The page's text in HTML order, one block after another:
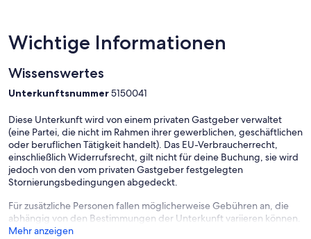
diese bei ihrer Ankunft an uns.
Wichtige Informationen
Wissenswertes
Unterkunftsnummer5150041
Diese Unterkunft wird von einem privaten Gastgeber verwaltet
(eine Partei, die nicht im Rahmen ihrer gewerblichen, geschäftlichen
oder beruflichen Tätigkeit handelt). Das EU-Verbraucherrecht,
einschließlich Widerrufsrecht, gilt nicht für deine Buchung, sie wird
jedoch von den vom privaten Gastgeber festgelegten
Stornierungsbedingungen abgedeckt.
Für zusätzliche Personen fallen möglicherweise Gebühren an, die
abhängig von den Bestimmungen der Unterkunft variieren können.
Mehr anzeigen